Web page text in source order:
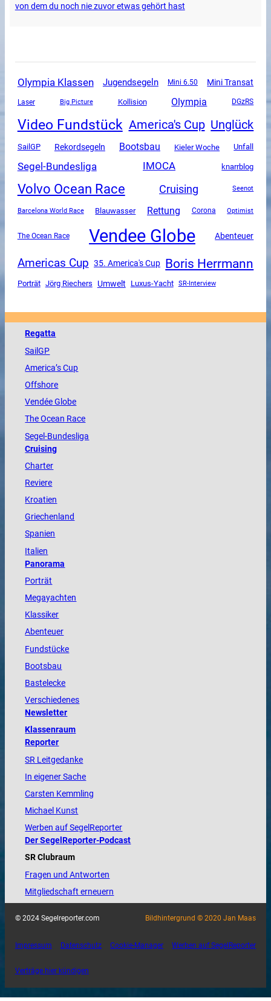
von dem du noch nie zuvor etwas gehört hast
Olympia Klassen Jugendsegeln Mini 6.50 Mini Transat
Laser Big Picture Kollision Olympia DGzRS
Video Fundstück America's Cup Unglück
SailGP Rekordsegeln Bootsbau Kieler Woche Unfall
Segel-Bundesliga IMOCA knarrblog
Volvo Ocean Race Cruising Seenot
Barcelona World Race Blauwasser Rettung Corona Optimist
The Ocean Race Vendee Globe Abenteuer
Americas Cup 35. America's Cup Boris Herrmann
Porträt Jörg Riechers Umwelt Luxus-Yacht SR-Interview
Regatta
SailGP
America’s Cup
Offshore
VendéeGlobe
TheOcean Race
Segel-Bundesliga
Cruising
Charter
Reviere
Kroatien
Griechenland
Spanien
Italien
Panorama
Porträt
Megayachten
Klassiker
Abenteuer
Fundstücke
Bootsbau
Bastelecke
Verschiedenes
Newsletter
Klassenraum
Reporter
SR Leitgedanke
In eigener Sache
Carsten Kemmling
Michael Kunst
Werben auf SegelReporter
Der SegelReporter-Podcast
SR Clubraum
Fragen und Antworten
Mitgliedschaft erneuern
© 2024 Segelreporter.com Bildhintergrund © 2020 Jan Maas
Impressum Datenschutz Cookie-Manager Werben auf SegelReporter
Verträge hier kündigen